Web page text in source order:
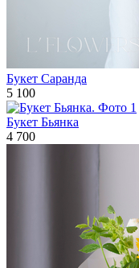
Букет Саранда
5 100
Букет Бьянка
4 700